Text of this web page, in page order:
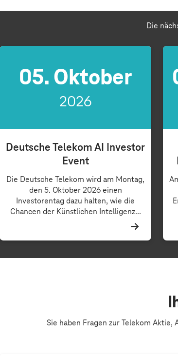
Die
05. Oktober
2026
Deutsche Telekom AI Investor
Event
Die Deutsche Telekom wird am Montag,
den 5. Oktober 2026 einen
Investorentag dazu halten, wie die
Chancen der Künstlichen Intelligenz...
Sie haben Fragen zur Telekom